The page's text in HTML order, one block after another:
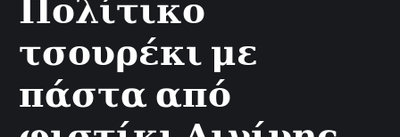
Πολίτικο
τσουρέκι με
πάστα από